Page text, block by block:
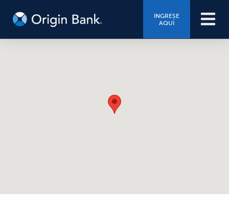
INGRESE
AQUÍ